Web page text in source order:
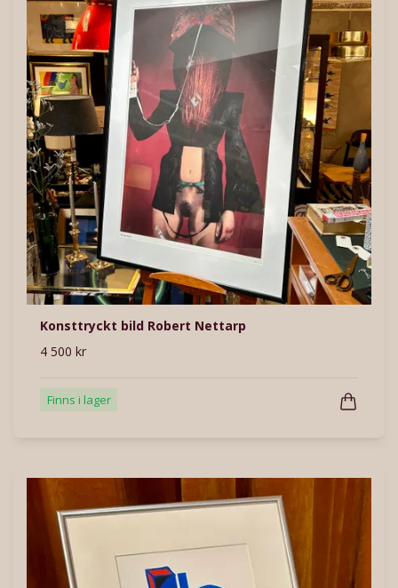
Konsttryckt bild Robert Nettarp
4 500 kr
Finns i lager